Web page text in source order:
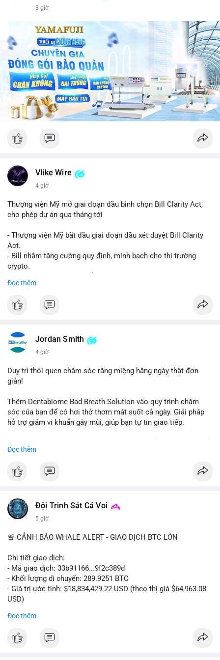
3 giờ
Vlike Wire
4 giờ
Thượng viện Mỹ mở giai đoạn đầu bình chọn Bill Clarity Act,
cho phép dự án qua tháng tới
- Thượng viện Mỹ bắt đầu giai đoạn đầu xét duyệt Bill Clarity
Act.
- Bill nhằm tăng cường quy định, minh bạch cho thị trường
crypto.
- Bill có thể ảnh hưởng pháp lý, hoạt động của các đồng tiền kỹ
$btc $eth
#vlikevn #titanbot
Đọc thêm
Jordan Smith
4 giờ
Duy trì thói quen chăm sóc răng miệng hằng ngày thật đơn
giản!
Thêm Dentabiome Bad Breath Solution vào quy trình chăm
sóc của bạn để có hơi thở thơm mát suốt cả ngày. Giải pháp
hỗ trợ giảm vi khuẩn gây mùi, giúp bạn tự tin giao tiếp.
lớn cho nụ cười khỏe mạnh.
#dentabiome #badbreathsolution
Đọc thêm
Đội Trinh Sát Cá Voi
5 giờ
🚨 CẢNH BÁO WHALE ALERT - GIAO DỊCH BTC LỚN
Chi tiết giao dịch:
- Mã giao dịch: 33b91166...9f2c389d
- Khối lượng di chuyển: 289.9251 BTC
- Giá trị ước tính: $18,834,429.22 USD (theo thị giá $64,963.08
USD)
Khối lượng gần 290 BTC tương đương gần 19 triệu USD được
Đọc thêm